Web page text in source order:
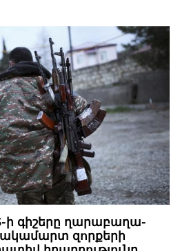
ի գիշերը ղարաբաղա-
զորքերի